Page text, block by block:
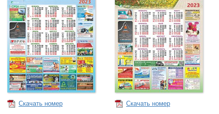
Скачать номер Скачать номер